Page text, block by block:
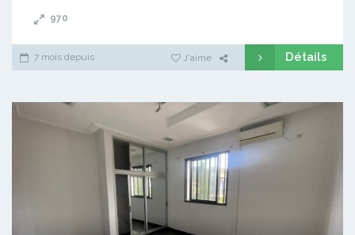
970
7 mois depuis J'aime Détails